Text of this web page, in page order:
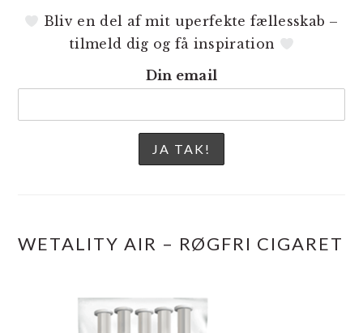
Bliv en del af mit uperfekte fællesskab –
tilmeld dig og få inspiration
Din email
WETALITY AIR – RØGFRI CIGARET